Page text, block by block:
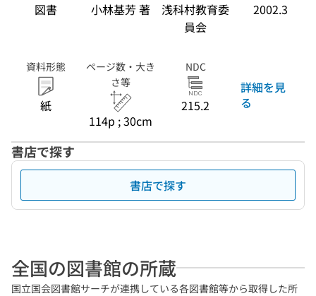
図書 小林基芳 著
浅科村教育委
員会
2002.3
資料形態
紙
ページ数・大き
さ等
114p ; 30cm
NDC
215.2
詳細を見
る
書店で探す
書店で探す
全国の図書館の所蔵
国立国会図書館サーチが連携している各図書館等から取得した所